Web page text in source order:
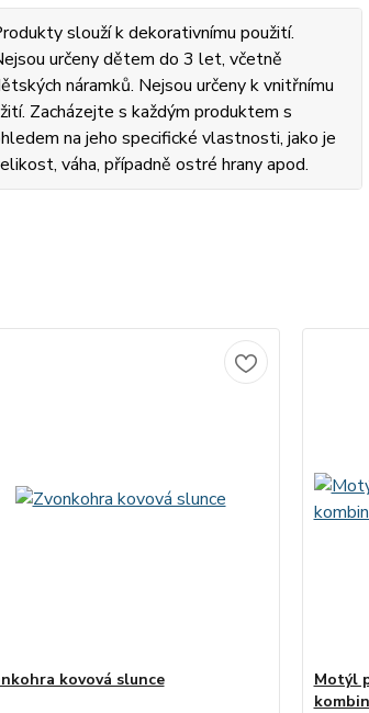
slouží k dekorativnímu použití.
určeny dětem do 3 let, včetně
náramků. Nejsou určeny k vnitřnímu
Zacházejte s každým produktem s
na jeho specifické vlastnosti, jako je
váha, případně ostré hrany apod.
kovová slunce
Motýl